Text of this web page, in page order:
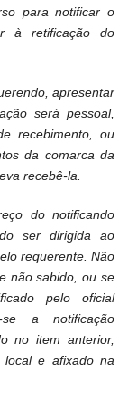
para notificar o
à retificação do
apresentar
será pessoal,
recebimento, ou
da comarca da
recebê-la.
do notificando
ser dirigida ao
requerente. Não
não sabido, ou se
pelo oficial
se a notificação
no item anterior,
local e afixado na